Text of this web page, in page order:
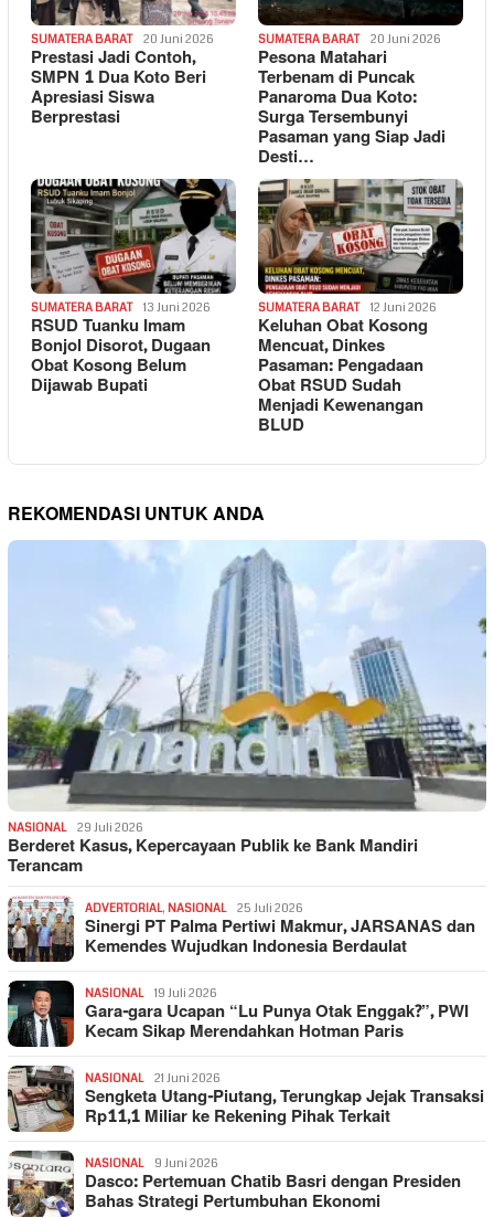
SUMATERA BARAT 20 Juni 2026
Prestasi Jadi Contoh,
SMPN 1 Dua Koto Beri
Apresiasi Siswa
Berprestasi
SUMATERA BARAT 20 Juni 2026
Pesona Matahari
Terbenam di Puncak
Panaroma Dua Koto:
Surga Tersembunyi
Pasaman yang Siap Jadi
Desti…
SUMATERA BARAT 13 Juni 2026
RSUD Tuanku Imam
Bonjol Disorot, Dugaan
Obat Kosong Belum
Dijawab Bupati
SUMATERA BARAT 12 Juni 2026
Keluhan Obat Kosong
Mencuat, Dinkes
Pasaman: Pengadaan
Obat RSUD Sudah
Menjadi Kewenangan
BLUD
REKOMENDASI UNTUK ANDA
NASIONAL 29 Juli 2026
Berderet Kasus, Kepercayaan Publik ke Bank Mandiri
Terancam
ADVERTORIAL, NASIONAL 25 Juli 2026
Sinergi PT Palma Pertiwi Makmur, JARSANAS dan
Kemendes Wujudkan Indonesia Berdaulat
NASIONAL 19 Juli 2026
Gara-gara Ucapan “Lu Punya Otak Enggak?”, PWI
Kecam Sikap Merendahkan Hotman Paris
NASIONAL 21 Juni 2026
Sengketa Utang-Piutang, Terungkap Jejak Transaksi
Rp11,1 Miliar ke Rekening Pihak Terkait
NASIONAL 9 Juni 2026
Dasco: Pertemuan Chatib Basri dengan Presiden
Bahas Strategi Pertumbuhan Ekonomi